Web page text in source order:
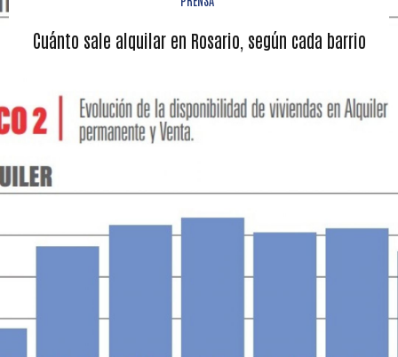
Cuánto sale alquilar en Rosario, según cada barrio